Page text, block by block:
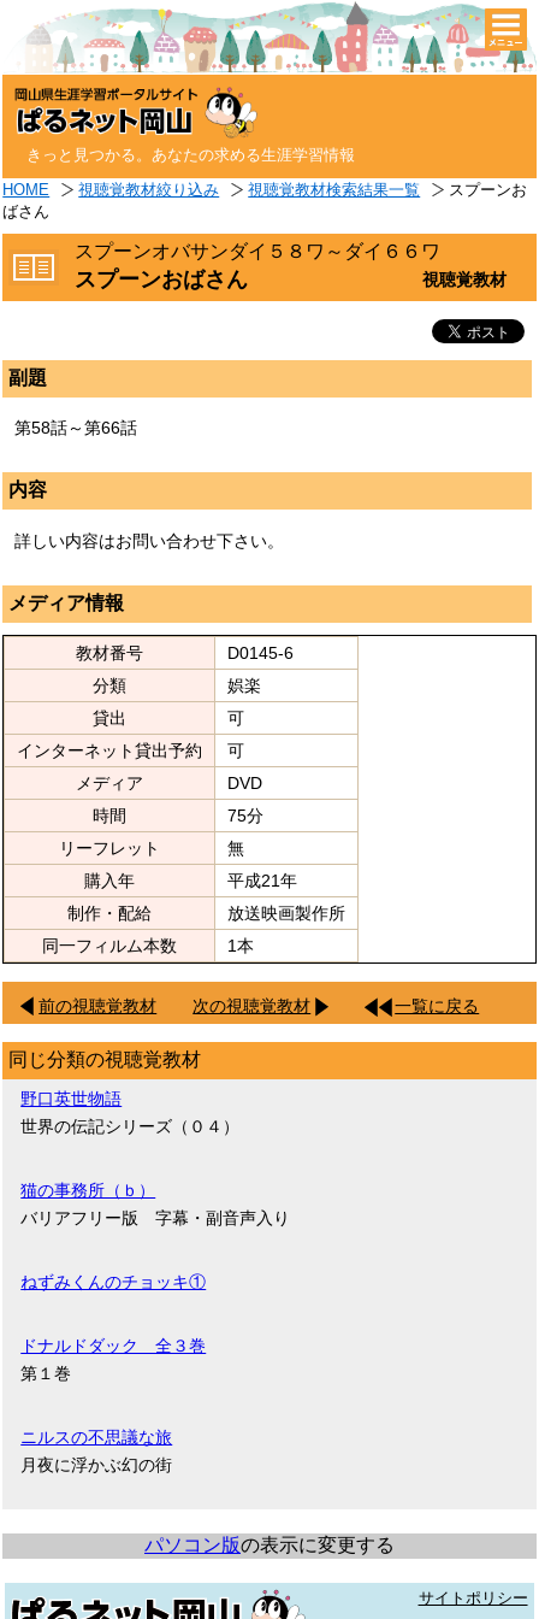
きっと見つかる。あなたの求める生涯学習情報
HOME 視聴覚教材絞り込み 視聴覚教材検索結果一覧
スプーンお
ばさん
スプーンオバサンダイ５８ワ～ダイ６６ワ
スプーンおばさん 視聴覚教材
副題
第58話～第66話
内容
詳しい内容はお問い合わせ下さい。
メディア情報
教材番号
D0145-6
分類
娯楽
貸出
可
インターネット貸出予約
可
メディア
DVD
時間
75分
リーフレット
無
購入年
平成21年
制作・配給
放送映画製作所
同一フィルム本数
1本
前の視聴覚教材 次の視聴覚教材 一覧に戻る
同じ分類の視聴覚教材
野口英世物語
世界の伝記シリーズ（０４）
猫の事務所（ｂ）
バリアフリー版 字幕・副音声入り
ねずみくんのチョッキ①
ドナルドダック 全３巻
第１巻
ニルスの不思議な旅
月夜に浮かぶ幻の街
パソコン版の表示に変更する
サイトポリシー